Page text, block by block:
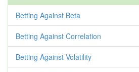
Betting Against Beta
Betting Against Correlation
Betting Against Volatility